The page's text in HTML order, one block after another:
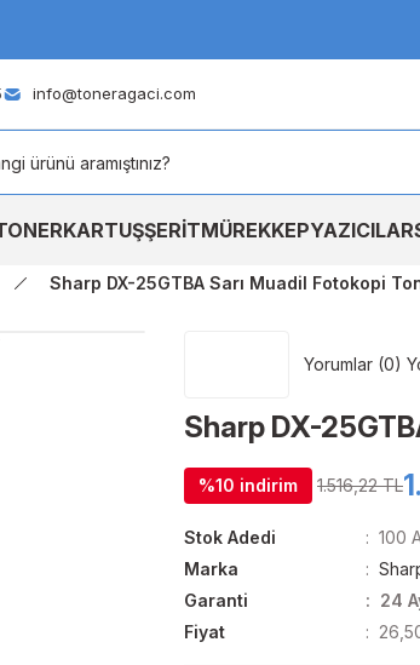
info@toneragaci.com
KARTUŞŞERİTMÜREKKEPYAZICILAR
Sharp DX-25GTBA Sarı Muadil Fotokopi
Yorumlar (0)
Sharp DX-
%10 indirim 1.516,22 TL
Stok Adedi
100
Marka
Garanti
24
Fiyat